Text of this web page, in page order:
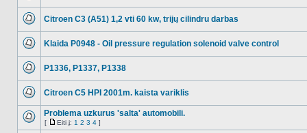
Citroen C3 (A51) 1,2 vti 60 kw, trijų cilindru darbas
Klaida P0948 - Oil pressure regulation solenoid valve control
P1336, P1337, P1338
Citroen C5 HPI 2001m. kaista variklis
NO_UNREAD_POSTS
Problema uzkurus 'salta' automobili.
[
Eiti
Eiti į: 1 2 3 4 ]